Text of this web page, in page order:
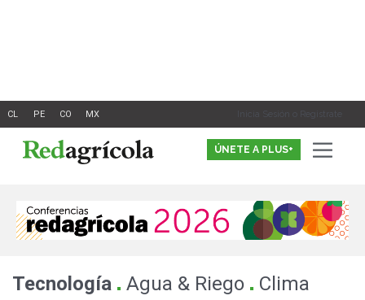
Inicia Sesión o Registrate
ÚNETE A PLUS+
Tecnología . Agua & Riego . Clima